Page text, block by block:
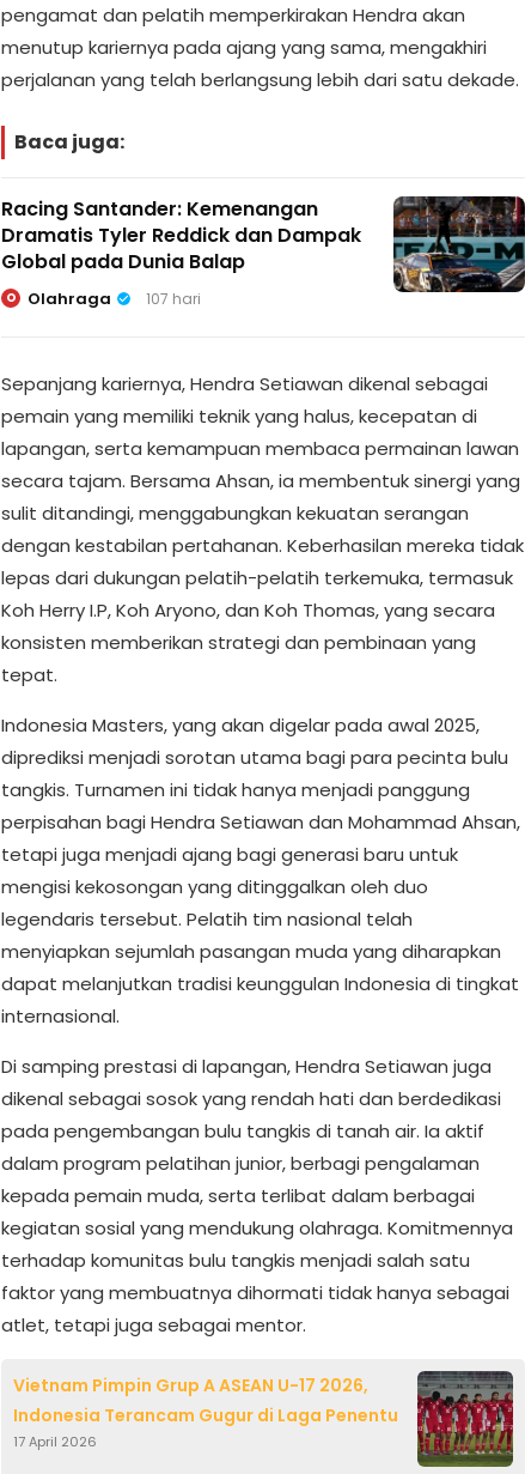
pengamat dan pelatih memperkirakan Hendra akan
menutup kariernya pada ajang yang sama, mengakhiri
perjalanan yang telah berlangsung lebih dari satu dekade.
Baca juga:
Racing Santander: Kemenangan
Dramatis Tyler Reddick dan Dampak
Global pada Dunia Balap
O Olahraga 107 hari
Sepanjang kariernya, Hendra Setiawan dikenal sebagai
pemain yang memiliki teknik yang halus, kecepatan di
lapangan, serta kemampuan membaca permainan lawan
secara tajam. Bersama Ahsan, ia membentuk sinergi yang
sulit ditandingi, menggabungkan kekuatan serangan
dengan kestabilan pertahanan. Keberhasilan mereka tidak
lepas dari dukungan pelatih-pelatih terkemuka, termasuk
Koh Herry I.P, Koh Aryono, dan Koh Thomas, yang secara
konsisten memberikan strategi dan pembinaan yang
tepat.
Indonesia Masters, yang akan digelar pada awal 2025,
diprediksi menjadi sorotan utama bagi para pecinta bulu
tangkis. Turnamen ini tidak hanya menjadi panggung
perpisahan bagi Hendra Setiawan dan Mohammad Ahsan,
tetapi juga menjadi ajang bagi generasi baru untuk
mengisi kekosongan yang ditinggalkan oleh duo
legendaris tersebut. Pelatih tim nasional telah
menyiapkan sejumlah pasangan muda yang diharapkan
dapat melanjutkan tradisi keunggulan Indonesia di tingkat
internasional.
Di samping prestasi di lapangan, Hendra Setiawan juga
dikenal sebagai sosok yang rendah hati dan berdedikasi
pada pengembangan bulu tangkis di tanah air. Ia aktif
dalam program pelatihan junior, berbagi pengalaman
kepada pemain muda, serta terlibat dalam berbagai
kegiatan sosial yang mendukung olahraga. Komitmennya
terhadap komunitas bulu tangkis menjadi salah satu
faktor yang membuatnya dihormati tidak hanya sebagai
atlet, tetapi juga sebagai mentor.
Vietnam Pimpin Grup A ASEAN U-17 2026,
Indonesia Terancam Gugur di Laga Penentu
17 April 2026